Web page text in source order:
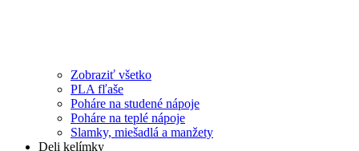
Zobraziť všetko
PLA fľaše
Poháre na studené nápoje
Poháre na teplé nápoje
Slamky, miešadlá a manžety
Deli kelímky